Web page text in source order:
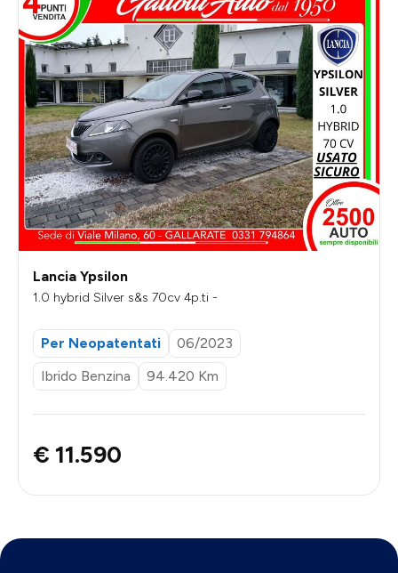
Lancia Ypsilon
1.0 hybrid Silver s&s 70cv 4p.ti -
Per Neopatentati
06/2023
Ibrido Benzina
94.420 Km
€ 11.590